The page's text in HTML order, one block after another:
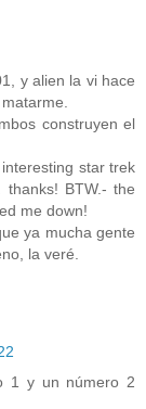
y alien la vi hace
construyen el
star trek
BTW.- the
me down!
ya mucha gente
la veré.
1 y un número 2